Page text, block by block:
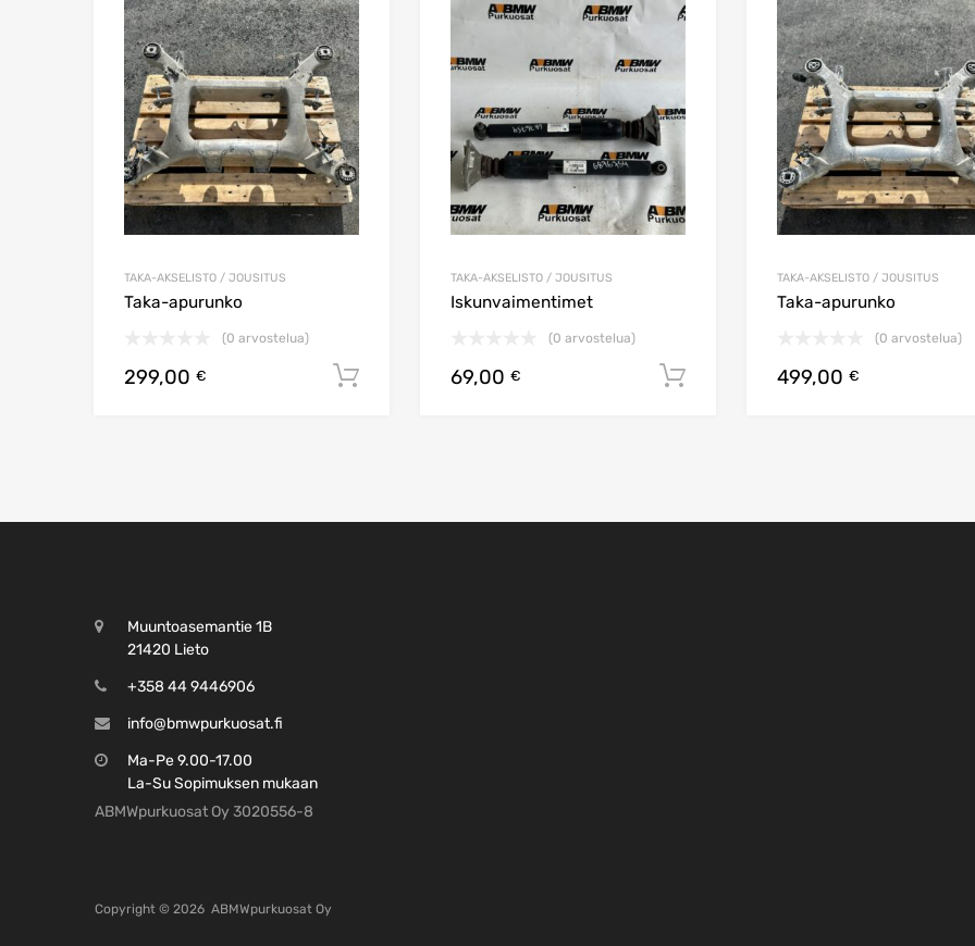
Lisää toivelistaan
TAKA-AKSELISTO / JOUSITUS
Taka-apurunko
(0 arvostelua)
299,00 € Lisää ostoskoriin
Lisää toivelistaan
Lisää vertailuun
TAKA-AKSELISTO / JOUSITUS
Iskunvaimentimet
(0 arvostelua)
69,00 € Lisää ostoskoriin
TAKA-AKSELISTO / JOUSITUS
Taka-apurunko
(0 arvostelua)
499,00 €
Muuntoasemantie 1B
21420 Lieto
+358 44 9446906
info@bmwpurkuosat.fi
Ma-Pe 9.00-17.00
La-Su Sopimuksen mukaan
ABMWpurkuosat Oy 3020556-8
Copyright © 2026 ABMWpurkuosat Oy